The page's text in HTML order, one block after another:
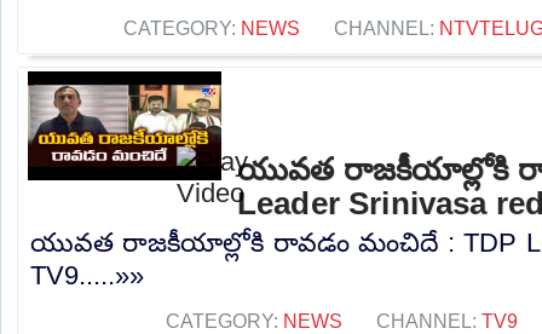
CATEGORY: NEWS CHANNEL:
యువత రాజకీయాల్లోకి
Leader Srinivasa
యువత రాజకీయాల్లోకి రావడం మంచిదే : TDP
TV9.....»»
CATEGORY: NEWS CHANNEL: TV9